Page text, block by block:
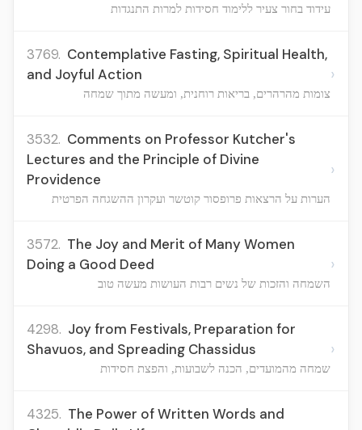
עידוד בחור צעיר ללימוד חסידות למרות התנגדות
3769. Contemplative Fasting, Spiritual Health,
and Joyful Action
צומות מהרהרים, בריאות רוחנית, ומעשה מתוך שמחה
›
3532. Comments on Professor Kutcher's
Lectures and the Principle of Divine
Providence
הערות על הרצאות פרופסור קוטשר ועקרון ההשגחה הפרטית
›
3572. The Joy and Merit of Many Women
Doing a Good Deed
השמחה והזכות של נשים רבות העושות מעשה טוב
›
4298. Joy from Festivals, Preparation for
Shavuos, and Spreading Chassidus
שמחה מהמועדים, הכנה לשבועות, והפצת חסידות
›
4325. The Power of Written Words and